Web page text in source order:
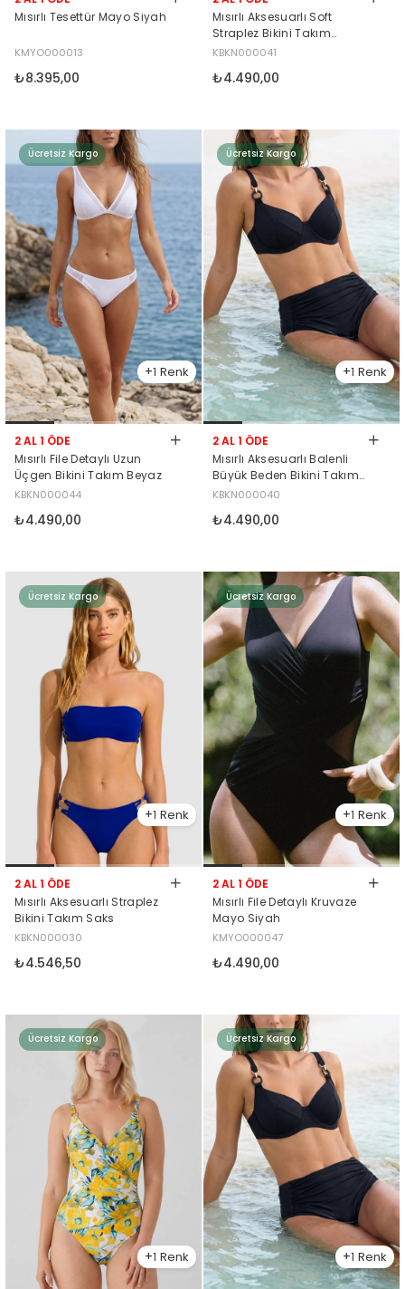
Mısırlı Tesettür Mayo Siyah
KMYO000013
₺8.395,00
Mısırlı Aksesuarlı Soft
Straplez Bikini Takım
Beyaz/Mavi
KBKN000041
₺4.490,00
1
2 AL 1 ÖDE
Mısırlı File Detaylı Uzun
Üçgen Bikini Takım Beyaz
KBKN000044
₺4.490,00
Ücretsiz Kargo
1
2 AL 1 ÖDE
Mısırlı Aksesuarlı Balenli
Büyük Beden Bikini Takım
Siyah
KBKN000040
₺4.490,00
Ücretsiz Kargo
1
2 AL 1 ÖDE
Mısırlı Aksesuarlı Straplez
Bikini Takım Saks
KBKN000030
₺4.546,50
Ücretsiz Kargo
1
2 AL 1 ÖDE
Mısırlı File Detaylı Kruvaze
Mayo Siyah
KMYO000047
₺4.490,00
Ücretsiz Kargo
1
Ücretsiz Kargo
1
Ücretsiz Kargo